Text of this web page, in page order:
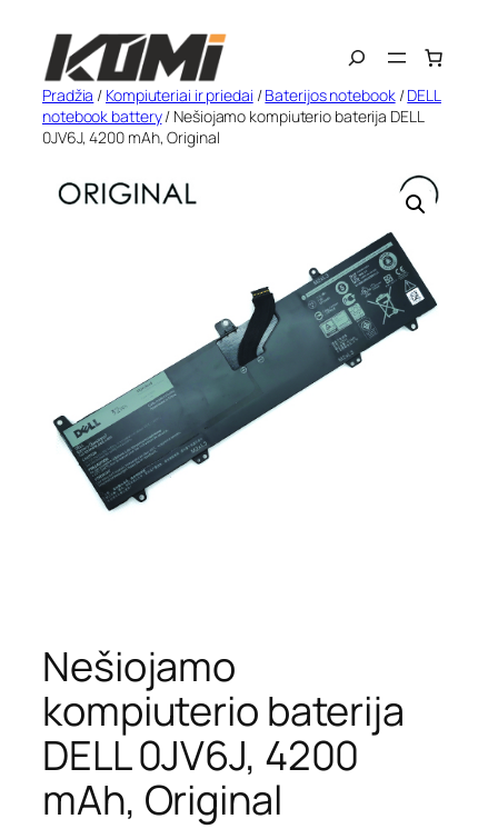
turinio
Search
Pradžia / Kompiuteriai ir priedai /Baterijos notebook/DELL
notebook battery/ Nešiojamo kompiuterio baterija DELL
0JV6J, 4200 mAh, Original
Nešiojamo
kompiuterio baterija
DELL 0JV6J, 4200
mAh, Original